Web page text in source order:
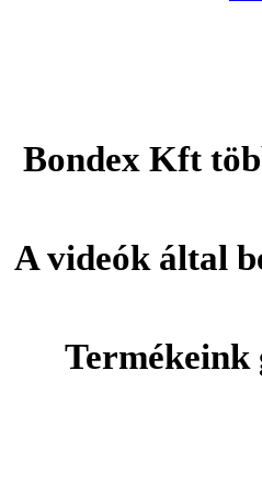
Bondex Kft
A videók által